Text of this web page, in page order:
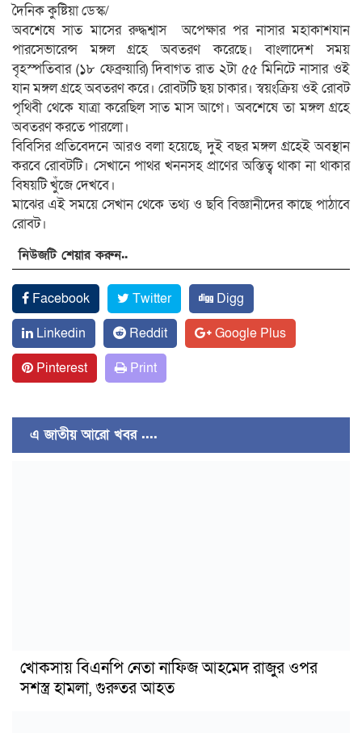
দৈনিক কুষ্টিয়া ডেস্ক/
অবশেষে সাত মাসের রুদ্ধশ্বাস অপেক্ষার পর নাসার মহাকাশযান
পারসেভারেন্স মঙ্গল গ্রহে অবতরণ করেছে। বাংলাদেশ সময়
বৃহস্পতিবার (১৮ ফেব্রুয়ারি) দিবাগত রাত ২টা ৫৫ মিনিটে নাসার ওই
যান মঙ্গল গ্রহে অবতরণ করে। রোবটটি ছয় চাকার। স্বয়ংক্রিয় ওই রোবট
পৃথিবী থেকে যাত্রা করেছিল সাত মাস আগে। অবশেষে তা মঙ্গল গ্রহে
অবতরণ করতে পারলো।
বিবিসির প্রতিবেদনে আরও বলা হয়েছে, দুই বছর মঙ্গল গ্রহেই অবস্থান
করবে রোবটটি। সেখানে পাথর খননসহ প্রাণের অস্তিত্ব থাকা না থাকার
বিষয়টি খুঁজে দেখবে।
মাঝের এই সময়ে সেখান থেকে তথ্য ও ছবি বিজ্ঞানীদের কাছে পাঠাবে
রোবট।
নিউজটি শেয়ার করুন..
Facebook Twitter
Digg
Linkedin
Reddit
Google Plus
Pinterest
Print
এ জাতীয় আরো খবর ....
খোকসায় বিএনপি নেতা নাফিজ আহমেদ রাজুর ওপর
সশস্ত্র হামলা, গুরুতর আহত